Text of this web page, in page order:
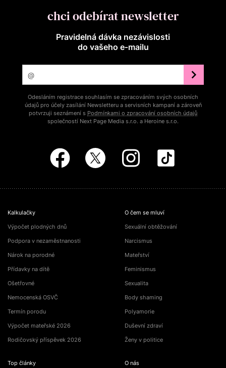
chci odebírat newsletter
Pravidelná dávka nezávislosti
do vašeho e‑mailu
Odesláním registrace souhlasím se zpracováním svých osobních
údajů pro účely zasílání Newsletteru a servisních kampaní a zároveň
potvrzuji seznámení s Podmínkami o zpracování osobních údajů
společností Next Page Media s.r.o. a Heroine s.r.o.
Kalkulačky
Výpočet plodných dnů
Podpora v nezaměstnanosti
Nárok na porodné
Přídavky na dítě
Ošetřovné
Nemocenská OSVČ
Termín porodu
Výpočet mateřské 2026
Rodičovský příspěvek 2026
Top články
O čem se mluví
Sexuální obtěžování
Narcismus
Mateřství
Feminismus
Sexualita
Body shaming
Polyamorie
Duševní zdraví
Ženy v politice
O nás